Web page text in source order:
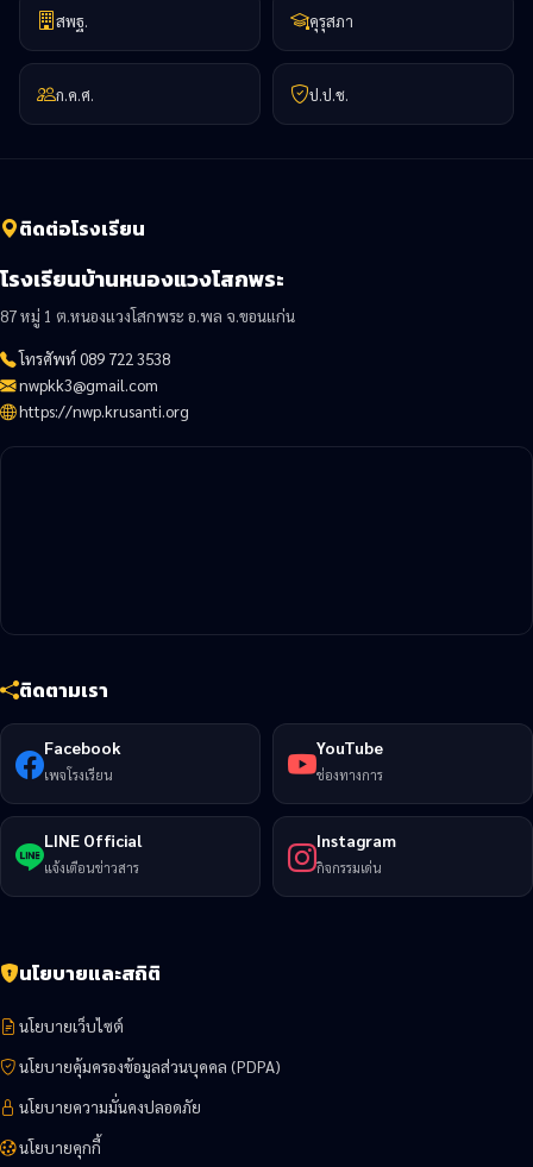
สพฐ. คุรุสภา
ก.ค.ศ. ป.ป.ช.
ติดต่อโรงเรียน
โรงเรียนบ้านหนองแวงโสกพระ
87 หมู่ 1 ต.หนองแวงโสกพระ อ.พล จ.ขอนแก่น
โทรศัพท์ 089 722 3538
nwpkk3@gmail.com
https://nwp.krusanti.org
ติดตามเรา
Facebook
เพจโรงเรียน
YouTube
ช่องทางการ
LINE Official
แจ้งเตือนข่าวสาร
Instagram
กิจกรรมเด่น
นโยบายและสถิติ
นโยบายเว็บไซต์
นโยบายคุ้มครองข้อมูลส่วนบุคคล (PDPA)
นโยบายความมั่นคงปลอดภัย
นโยบายคุกกี้